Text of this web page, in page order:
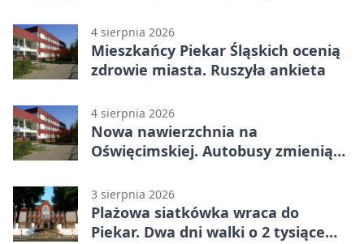
4 sierpnia 2026
Mieszkańcy Piekar Śląskich ocenią
zdrowie miasta. Ruszyła ankieta
4 sierpnia 2026
Nowa nawierzchnia na
Oświęcimskiej. Autobusy zmienią
3 sierpnia 2026
Plażowa siatkówka wraca do
Piekar. Dwa dni walki o 2 tysiące